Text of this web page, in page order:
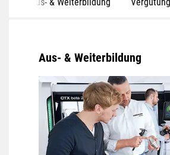
Aus- & Weiterbildung